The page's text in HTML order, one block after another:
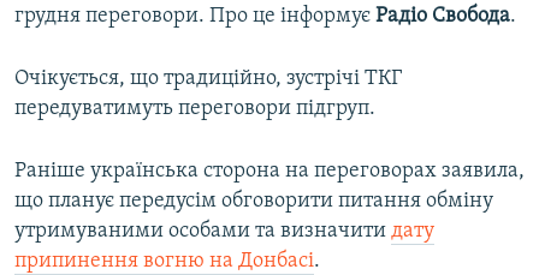
грудня переговори. Про це інформує Радіо Свобода.
Очікується, що традиційно, зустрічі ТКГ
передуватимуть переговори підгруп.
Раніше українська сторона на переговорах заявила,
що планує передусім обговорити питання обміну
утримуваними особами та визначити дату
припинення вогню на Донбасі.